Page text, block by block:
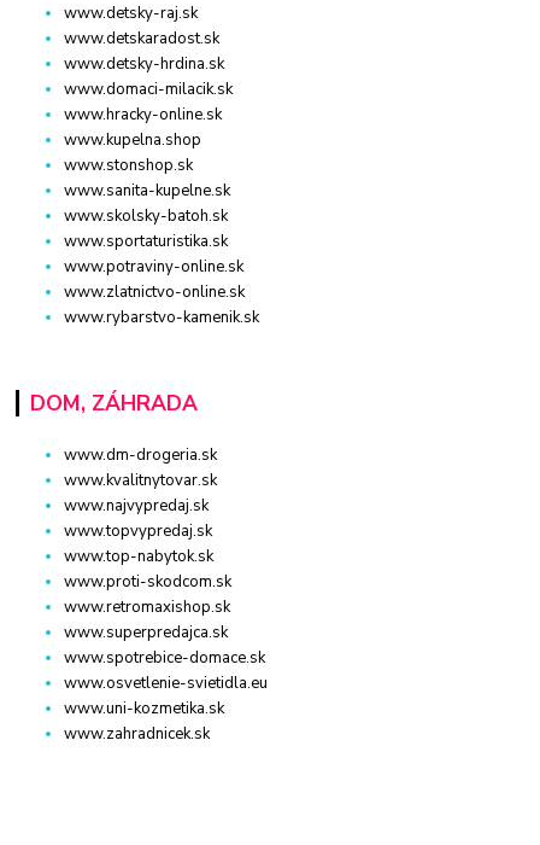
www.detsky-raj.sk
www.detskaradost.sk
www.detsky-hrdina.sk
www.domaci-milacik.sk
www.hracky-online.sk
www.kupelna.shop
www.stonshop.sk
www.sanita-kupelne.sk
www.skolsky-batoh.sk
www.sportaturistika.sk
www.potraviny-online.sk
www.zlatnictvo-online.sk
www.rybarstvo-kamenik.sk
DOM, ZÁHRADA
www.dm-drogeria.sk
www.kvalitnytovar.sk
www.najvypredaj.sk
www.topvypredaj.sk
www.top-nabytok.sk
www.proti-skodcom.sk
www.retromaxishop.sk
www.superpredajca.sk
www.spotrebice-domace.sk
www.osvetlenie-svietidla.eu
www.uni-kozmetika.sk
www.zahradnicek.sk